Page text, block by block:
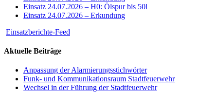
Einsatz 24.07.2026 – H0: Ölspur bis 50l
Einsatz 24.07.2026 – Erkundung
Einsatzberichte-Feed
Aktuelle Beiträge
Anpassung der Alarmierungsstichwörter
Funk- und Kommunikationsraum Stadtfeuerwehr
Wechsel in der Führung der Stadtfeuerwehr